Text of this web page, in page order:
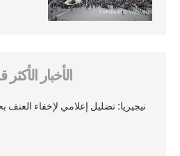
الأخبار الأكثر
نيجيريا: تضليل إعلامي لإخفاء العنف